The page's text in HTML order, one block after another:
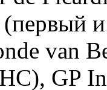
(первый
van
GP